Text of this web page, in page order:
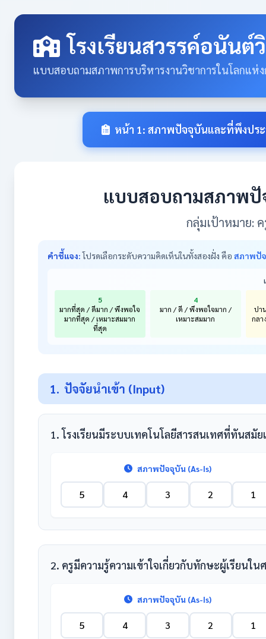
โรงเรียนสวรรค์อนันต์
แบบสอบถามสภาพการบริหารงานวิชาการในโลกแห่
หน้า 1: สภาพปัจจุบันและที่พึงปร
แบบสอบถามสภาพ
กลุ่มเป้าหมาย:
คำชี้แจง:โปรดเลือกระดับความคิดเห็นในทั้งสองฝั่ง คือ สภาพปั
5
มากที่สุด / ดีมาก / พึงพอใจ
มากที่สุด / เหมาะสมมาก
ที่สุด
4
มาก / ดี / พึงพอใจมาก /
เหมาะสมมาก
ปา
กลา
1. ปัจจัยนำเข้า (Input)
1. โรงเรียนมีระบบเทคโนโลยีสารสนเทศที่ทันสมั
สภาพปัจจุบัน (As-Is)
5 4 3 2 1
2. ครูมีความรู้ความเข้าใจเกี่ยวกับทักษะผู้เรียนใ
สภาพปัจจุบัน (As-Is)
5 4 3 2 1